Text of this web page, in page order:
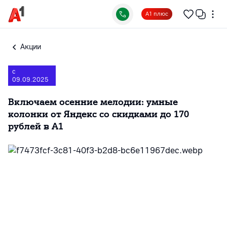
А1 плюс
Акции
с
09.09.2025
Включаем осенние мелодии: умные
колонки от Яндекс со скидками до 170
рублей в А1